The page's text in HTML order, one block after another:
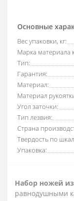
Основные
Вес упаковки, кг:
Марка материала
Тип:
Гарантия:
Материал:
Материал
Угол заточки:
Тип лезвия:
Страна
Твердость по
Упаковка:
Набор ножей
равнодушными